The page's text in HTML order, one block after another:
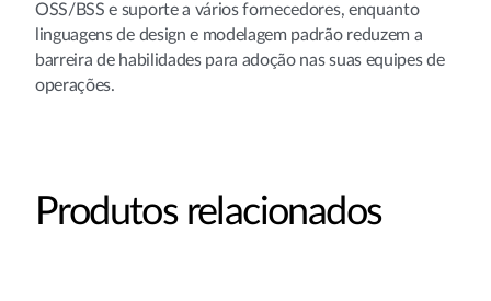
OSS/BSS e suporte a vários fornecedores, enquanto
linguagens de design e modelagem padrão reduzem a
barreira de habilidades para adoção nas suas equipes de
operações.
Produtos relacionados